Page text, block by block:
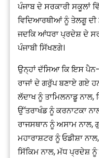
ਪੰਜਾਬ ਦੇ ਸਰਕਾਰੀ ਸਕੂਲਾਂ
ਵਿਦਿਆਰਥੀਆਂ ਨੂੰ ਤੇਲਗੂ ਦੀ
ਜਦਕਿ ਆਂਧਰਾ ਪ੍ਰਦੇਸ਼ ਦੇ
ਪੰਜਾਬੀ ਸਿੱਖਣਗੇ।
ਉਨ੍ਹਾਂ ਦੱਸਿਆ ਕਿ ਇਸ
ਰਾਜਾਂ ਦੇ ਗਰੁੱਪ ਬਣਾਏ ਗਏ
ਲੱਦਾਖ ਨੂੰ ਤਾਮਿਲਨਾਡੂ
ਉੱਤਰਾਖੰਡ ਨੂੰ ਕਰਨਾਟਕਾ
ਰਾਜਸਥਾਨ ਨੂੰ ਅਸਾਮ ਨਾਲ,
ਮਹਾਰਾਸ਼ਟਰ ਨੂੰ ਓਡੀਸ਼ਾ
ਸਿੱਕਿਮ ਨਾਲ, ਮੱਧ ਪ੍ਰਦੇਸ਼ ਨੂੰ